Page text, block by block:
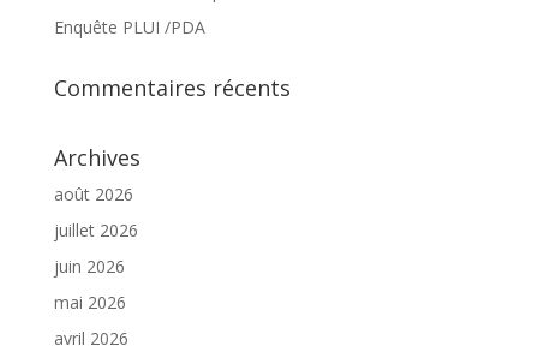
Enquête PLUI /PDA
Commentaires récents
Archives
août 2026
juillet 2026
juin 2026
mai 2026
avril 2026